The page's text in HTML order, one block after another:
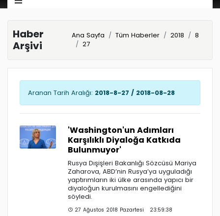
Haber
Arşivi
Ana Sayfa Tüm Haberler 2018
8
27
Aranan Tarih Aralığı: 2018-8-27 / 2018-08-28
'Washington'un Adımları
Karşılıklı Diyaloğa Katkıda
Bulunmuyor'
Rusya Dışişleri Bakanlığı Sözcüsü Mariya
Zaharova, ABD’nin Rusya’ya uyguladığı
yaptırımların iki ülke arasında yapıcı bir
diyaloğun kurulmasını engellediğini
söyledi.
27 Ağustos 2018 Pazartesi 23:59:38